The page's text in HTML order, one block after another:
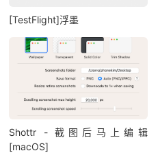
[TestFlight]浮墨
Shottr - 截图后马上编辑
[macOS]